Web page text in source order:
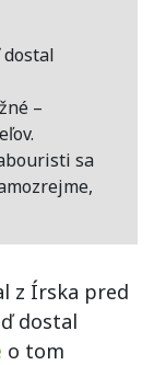
–
sa
z Írska pred
dostal
o tom